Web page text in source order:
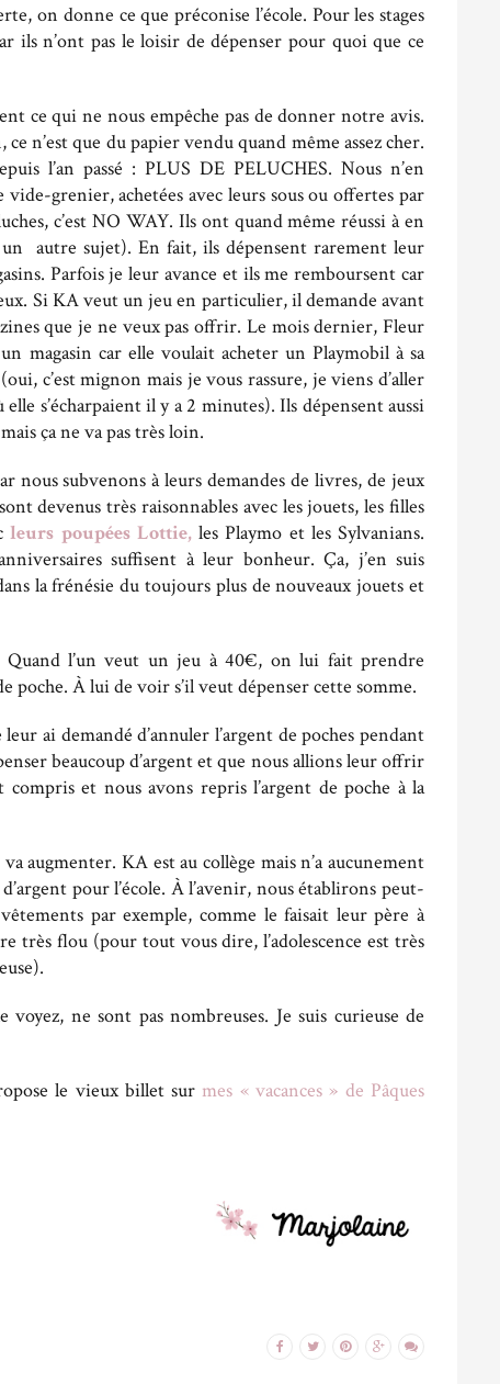
on donne ce que préconise l’école. Pour les stages
ils n’ont pas le loisir de dépenser pour quoi que ce
ce qui ne nous empêche pas de donner notre avis.
n’est que du papier vendu quand même assez cher.
l’an passé : PLUS DE PELUCHES. Nous n’en
grenier, achetées avec leurs sous ou offertes par
c’est NO WAY. Ils ont quand même réussi à en
un autre sujet). En fait, ils dépensent rarement leur
Parfois je leur avance et ils me remboursent car
Si KA veut un jeu en particulier, il demande avant
que je ne veux pas offrir. Le mois dernier, Fleur
magasin car elle voulait acheter un Playmobil à sa
c’est mignon mais je vous rassure, je viens d’aller
s’écharpaient il y a 2 minutes). Ils dépensent aussi
ça ne va pas très loin.
nous subvenons à leurs demandes de livres, de jeux
devenus très raisonnables avec les jouets, les filles
leurs poupées Lottie,les Playmo et les Sylvanians.
suffisent à leur bonheur. Ça, j’en suis
la frénésie du toujours plus de nouveaux jouets et
Quand l’un veut un jeu à 40€, on lui fait prendre
poche. À lui de voir s’il veut dépenser cette somme.
ai demandé d’annuler l’argent de poches pendant
beaucoup d’argent et que nous allions leur offrir
et nous avons repris l’argent de poche à la
augmenter. KA est au collège mais n’a aucunement
pour l’école. À l’avenir, nous établirons peut-
par exemple, comme le faisait leur père à
très flou (pour tout vous dire, l’adolescence est très
ne sont pas nombreuses. Je suis curieuse de
le vieux billet sur mes « vacances » de Pâques